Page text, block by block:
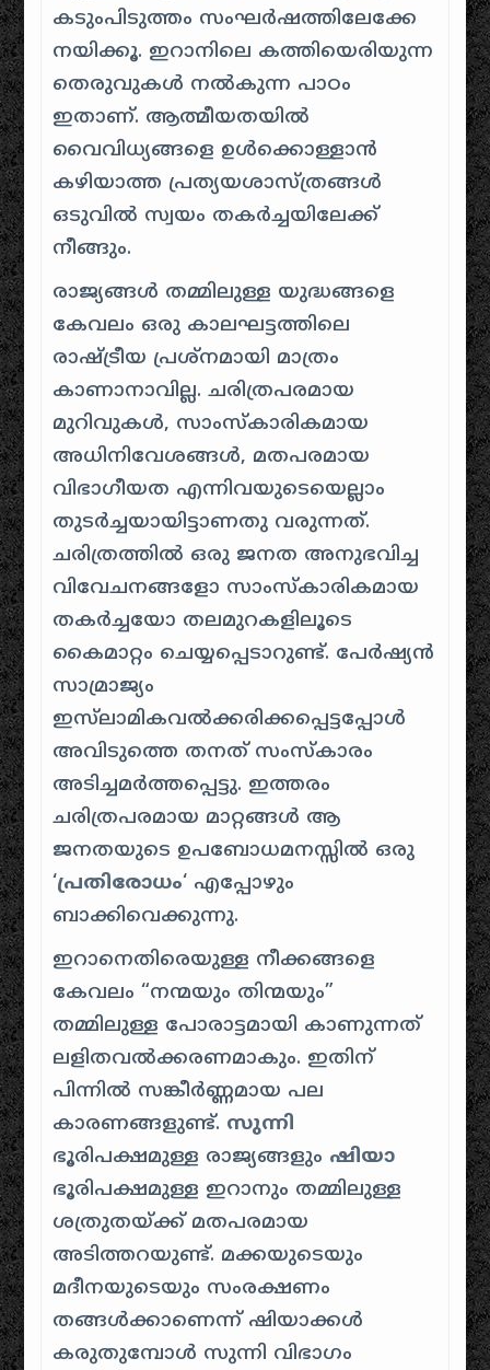
കടുംപിടുത്തം സംഘർഷത്തിലേക്കേ
നയിക്കൂ. ഇറാനിലെ കത്തിയെരിയുന്ന
തെരുവുകൾ നൽകുന്ന പാഠം
ഇതാണ്. ആത്മീയതയിൽ
വൈവിധ്യങ്ങളെ ഉൾക്കൊള്ളാൻ
കഴിയാത്ത പ്രത്യയശാസ്ത്രങ്ങൾ
ഒടുവിൽ സ്വയം തകർച്ചയിലേക്ക്
നീങ്ങും.
രാജ്യങ്ങൾ തമ്മിലുള്ള യുദ്ധങ്ങളെ
കേവലം ഒരു കാലഘട്ടത്തിലെ
രാഷ്ട്രീയ പ്രശ്നമായി മാത്രം
കാണാനാവില്ല. ചരിത്രപരമായ
മുറിവുകൾ, സാംസ്കാരികമായ
അധിനിവേശങ്ങൾ, മതപരമായ
വിഭാഗീയത എന്നിവയുടെയെല്ലാം
തുടർച്ചയായിട്ടാണതു വരുന്നത്.
ചരിത്രത്തിൽ ഒരു ജനത അനുഭവിച്ച
വിവേചനങ്ങളോ സാംസ്കാരികമായ
തകർച്ചയോ തലമുറകളിലൂടെ
കൈമാറ്റം ചെയ്യപ്പെടാറുണ്ട്. പേർഷ്യൻ
സാമ്രാജ്യം
ഇസ്‌ലാമികവൽക്കരിക്കപ്പെട്ടപ്പോൾ
അവിടുത്തെ തനത് സംസ്കാരം
അടിച്ചമർത്തപ്പെട്ടു. ഇത്തരം
ചരിത്രപരമായ മാറ്റങ്ങൾ ആ
ജനതയുടെ ഉപബോധമനസ്സിൽ ഒരു
‘പ്രതിരോധം‘ എപ്പോഴും
ബാക്കിവെക്കുന്നു.
ഇറാനെതിരെയുള്ള നീക്കങ്ങളെ
കേവലം “നന്മയും തിന്മയും”
തമ്മിലുള്ള പോരാട്ടമായി കാണുന്നത്
ലളിതവൽക്കരണമാകും. ഇതിന്
പിന്നിൽ സങ്കീർണ്ണമായ പല
കാരണങ്ങളുണ്ട്. സുന്നി
ഭൂരിപക്ഷമുള്ള രാജ്യങ്ങളും ഷിയാ
ഭൂരിപക്ഷമുള്ള ഇറാനും തമ്മിലുള്ള
ശത്രുതയ്ക്ക് മതപരമായ
അടിത്തറയുണ്ട്. മക്കയുടെയും
മദീനയുടെയും സംരക്ഷണം
തങ്ങൾക്കാണെന്ന് ഷിയാക്കൾ
കരുതുമ്പോൾ സുന്നി വിഭാഗം